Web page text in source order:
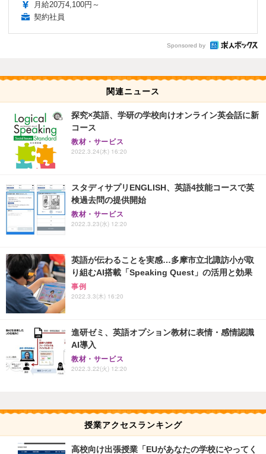
月給20万4,100円～
契約社員
Sponsored by
関連ニュース
探究×英語、学研の学校向けオンライン英会話に新
コース
教材・サービス
2022.3.24(木) 16:20
スタディサプリENGLISH、英語4技能コースで英
検過去問の提供開始
教材・サービス
2022.3.23(水) 12:20
英語が伝わることを実感…多摩市立北諏訪小が取
り組むAI搭載「Speaking Quest」の活用と効果
事例
2022.3.3(木) 16:20
進研ゼミ、英語オプション教材に表情・感情認識
AI導入
教材・サービス
2022.3.22(火) 12:20
授業アクセスランキング
高校向け出張授業「EUがあなたの学校にやってく